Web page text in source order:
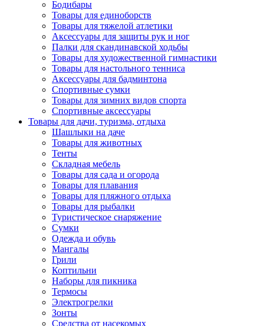
Бодибары
Товары для единоборств
Товары для тяжелой атлетики
Аксессуары для защиты рук и ног
Палки для скандинавской ходьбы
Товары для художественной гимнастики
Товары для настольного тенниса
Аксессуары для бадминтона
Спортивные сумки
Товары для зимних видов спорта
Спортивные аксессуары
Товары для дачи, туризма, отдыха
Шашлыки на даче
Товары для животных
Тенты
Складная мебель
Товары для сада и огорода
Товары для плавания
Товары для пляжного отдыха
Товары для рыбалки
Туристическое снаряжение
Сумки
Одежда и обувь
Мангалы
Грили
Коптильни
Наборы для пикника
Термосы
Электрогрелки
Зонты
Средства от насекомых